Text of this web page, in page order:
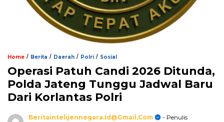
Home / Berita / Daerah / Polri / Sosial
Operasi Patuh Candi 2026 Ditunda,
Polda Jateng Tunggu Jadwal Baru
Dari Korlantas Polri
Beritaintelijennegara.id@gmail.com
- Penulis